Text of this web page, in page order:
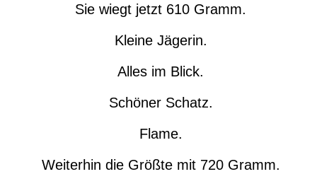
Sie wiegt jetzt 610 Gramm.
Kleine Jägerin.
Alles im Blick.
Schöner Schatz.
Flame.
Weiterhin die Größte mit 720 Gramm.